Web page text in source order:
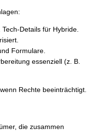
Tech-Details für Hybride.
Formulare.
essenziell (z. B.
Rechte beeinträchtigt.
die zusammen